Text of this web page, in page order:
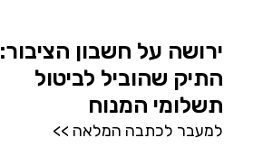
ירושה על חשבון הציבור:
התיק שהוביל לביטול
תשלומי המנוח
למעבר לכתבה המלאה >>